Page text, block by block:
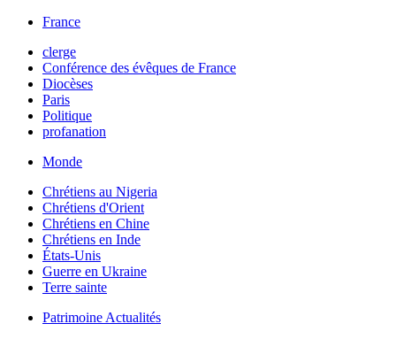
France
clerge
Conférence des évêques de France
Diocèses
Paris
Politique
profanation
Monde
Chrétiens au Nigeria
Chrétiens d'Orient
Chrétiens en Chine
Chrétiens en Inde
États-Unis
Guerre en Ukraine
Terre sainte
Patrimoine Actualités